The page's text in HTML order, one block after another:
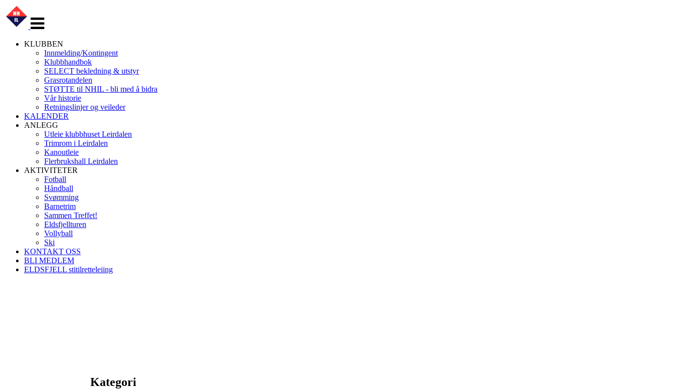
navigasjon
KLUBBEN
Innmelding/Kontingent
Klubbhandbok
SELECT bekledning & utstyr
Grasrotandelen
STØTTE til NHIL - bli med å bidra
Vår historie
Retningslinjer og veileder
KALENDER
ANLEGG
Utleie klubbhuset Leirdalen
Trimrom i Leirdalen
Kanoutleie
Flerbrukshall Leirdalen
AKTIVITETER
Fotball
Håndball
Svømming
Barnetrim
Sammen Treffet!
Eldsfjellturen
Vollyball
Ski
KONTAKT OSS
BLI MEDLEM
ELDSFJELL stitilretteleiing
Kategori